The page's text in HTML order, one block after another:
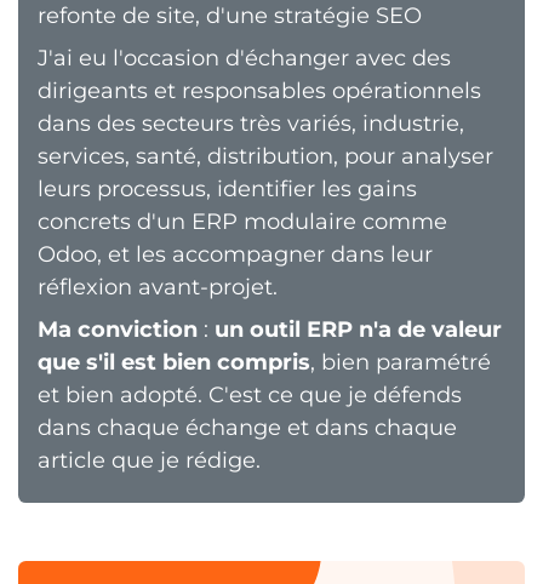
refonte de site, d'une stratégie SEO
J'ai eu l'occasion d'échanger avec des
dirigeants et responsables opérationnels
dans des secteurs très variés, industrie,
services, santé, distribution, pour analyser
leurs processus, identifier les gains
concrets d'un ERP modulaire comme
Odoo, et les accompagner dans leur
réflexion avant-projet.
Ma conviction : un outil ERP n'a de valeur
que s'il est bien compris, bien paramétré
et bien adopté. C'est ce que je défends
dans chaque échange et dans chaque
article que je rédige.